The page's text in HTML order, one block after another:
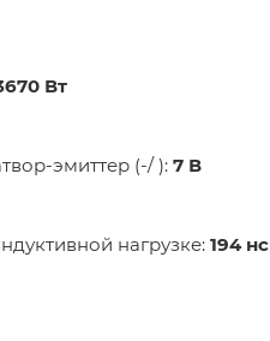
Вт
эмиттер (-/ ): 7 В
нагрузке: 194 нс